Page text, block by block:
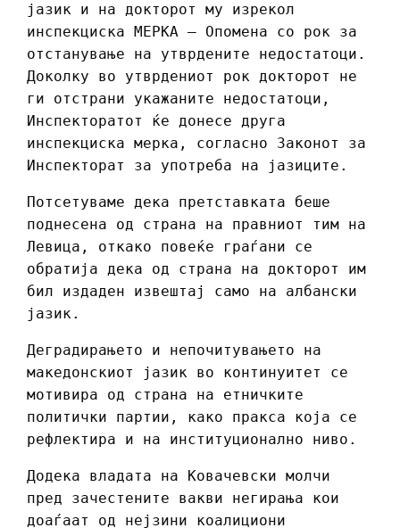
јазик и на докторот му изрекол
инспекциска МЕРКА – Опомена со рок за
отстанување на утврдените недостатоци.
Доколку во утврдениот рок докторот не
ги отстрани укажаните недостатоци,
Инспекторатот ќе донесе друга
инспекциска мерка, согласно Законот за
Инспекторат за употреба на јазиците.
Потсетуваме дека претставката беше
поднесена од страна на правниот тим на
Левица, откако повеќе граѓани се
обратија дека од страна на докторот им
бил издаден извештај само на албански
јазик.
Деградирањето и непочитувањето на
македонскиот јазик во континуитет се
мотивира од страна на етничките
политички партии, како пракса која се
рефлектира и на институционално ниво.
Додека владата на Ковачевски молчи
пред зачестените вакви негирања кои
доаѓаат од нејзини коалициони